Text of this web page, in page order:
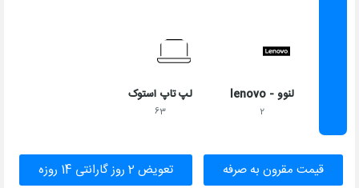
لنوو - lenovo
2
لپ تاپ استوک
63
قیمت مقرون به‌ صرفه تعویض 2 روز گارانتی 14 روزه